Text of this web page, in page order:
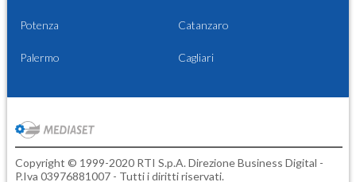
Potenza Catanzaro
Palermo Cagliari
Copyright © 1999-2020 RTI S.p.A. Direzione Business Digital -
P.Iva 03976881007 - Tutti i diritti riservati.